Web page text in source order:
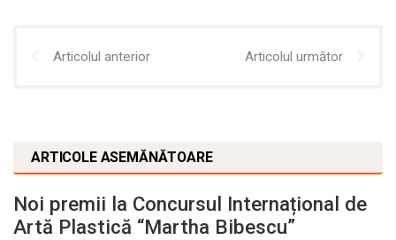
Articolul anterior Articolul următor
ARTICOLE ASEMĂNĂTOARE
Noi premii la Concursul Internațional de
Artă Plastică “Martha Bibescu”